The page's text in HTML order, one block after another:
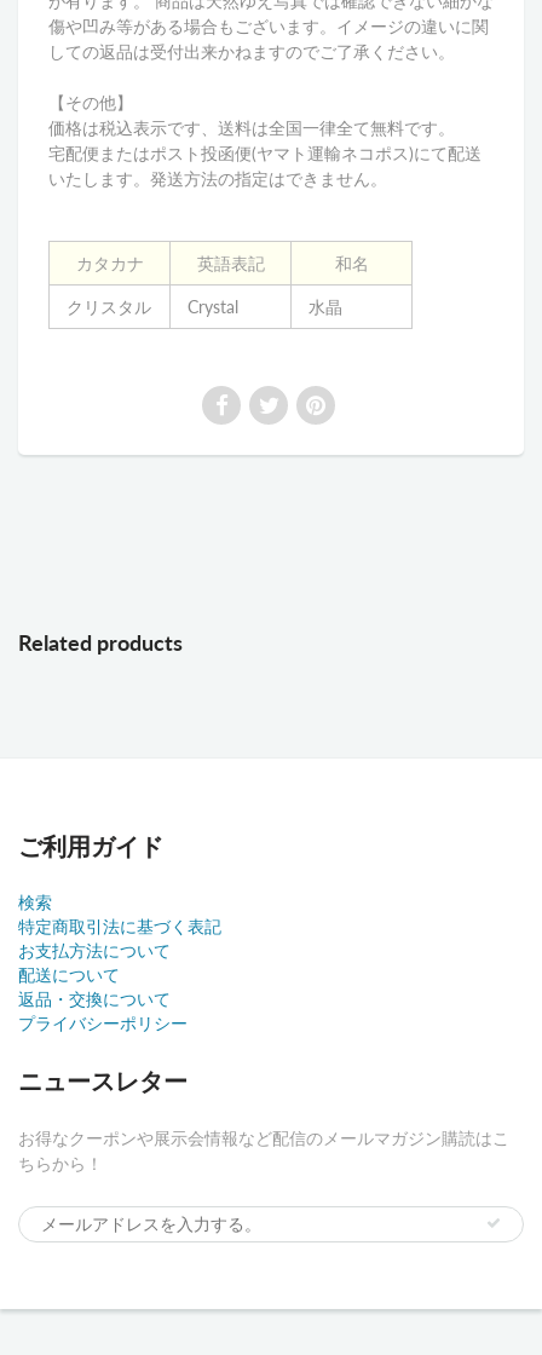
傷や凹み等がある場合もございます。イメージの違いに関
しての返品は受付出来かねますのでご了承ください。
【その他】
価格は税込表示です、送料は全国一律全て無料です。
宅配便またはポスト投函便(ヤマト運輸ネコポス)にて配送
いたします。発送方法の指定はできません。
カタカナ 英語表記 和名
クリスタル Crystal 水晶
Related products
ご利用ガイド
検索
特定商取引法に基づく表記
お支払方法について
配送について
返品・交換について
プライバシーポリシー
ニュースレター
お得なクーポンや展示会情報など配信のメールマガジン購読はこ
ちらから！